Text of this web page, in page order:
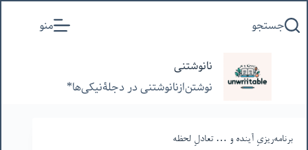
به
جستجو منو
نانوشتنی
نوشتن‌از‌نانوشتنی‌ در‌ دجلۀنیکی‌ها*
برنامه‌ریزیِ آینده و … تعادلِ لحظه